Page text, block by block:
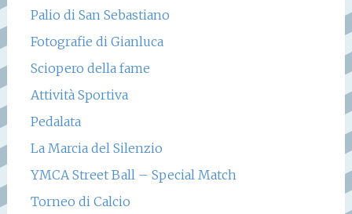
Palio di San Sebastiano
Fotografie di Gianluca
Sciopero della fame
Attività Sportiva
Pedalata
La Marcia del Silenzio
YMCA Street Ball – Special Match
Torneo di Calcio